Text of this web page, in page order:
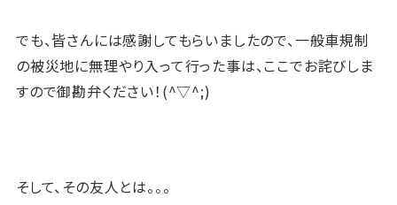
でも、皆さんには感謝してもらいましたので、一般車規制
の被災地に無理やり入って行った事は、ここでお詫びしま
すので御勘弁ください！(^▽^;)
そして、その友人とは。。。